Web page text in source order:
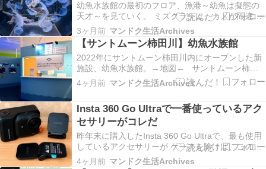
幼魚水族館の最初のフロア、漁港～幼魚は擬態の
天才～を見ていく。 ミズクラゲは、カメが間違え
て食べてしまうビニール袋と共に展示。 続くア
マモ場の水槽では、ボラなど多種が混泳している
が 特に目を引いたのは、鮮やかな色をしたフチド
リカワハギ。 パイプの中から覗いている驚き顔
は、タ…
3ヶ月前 マンドク生活Archives
【サントムーン柿田川】幼魚水族館
2022年にサントムーン柿田川内にオープンした新
施設、幼魚水族館。→地図← サントムーン柿田
川は、1997年にオープンした本館。2008年にオー
プンした アネックス。そして2020年にオープンし
の中で一番新しいオアシスの3階に、…
4ヶ月前 マンドク生活Archives
Insta 360 Go Ultraで一番使っているアク
セサリーがコレだ
昨年末に購入したInsta 360 Go Ultraで、最も使用
しているアクセサリーが ケースを除けば、この標
準キット付属のマグネット式簡易クリップとな
4ヶ月前 マンドク生活Archives